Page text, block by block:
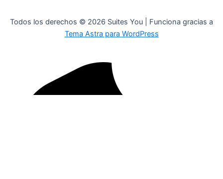
Todos los derechos © 2026 Suites You | Funciona gracias a
Tema Astra para WordPress